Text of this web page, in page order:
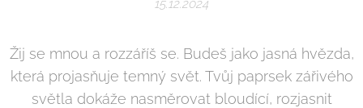
15.12.2024
Žij se mnou a rozzáříš se. Budeš jako jasná hvězda,
která projasňuje temný svět. Tvůj paprsek zářivého
světla dokáže nasměrovat bloudící, rozjasnit